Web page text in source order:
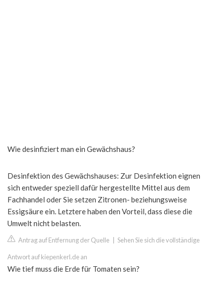
Wie desinfiziert man ein Gewächshaus?
Desinfektion des Gewächshauses: Zur Desinfektion eignen
sich entweder speziell dafür hergestellte Mittel aus dem
Fachhandel oder Sie setzen Zitronen- beziehungsweise
Essigsäure ein. Letztere haben den Vorteil, dass diese die
Umwelt nicht belasten.
Antrag auf Entfernung der Quelle Sehen Sie sich die vollständige
Antwort auf kiepenkerl.de an
Wie tief muss die Erde für Tomaten sein?